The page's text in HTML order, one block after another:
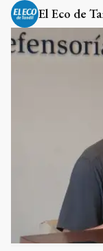
El Eco de